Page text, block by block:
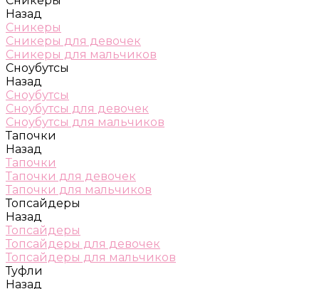
Назад
Сникеры
Сникеры для девочек
Сникеры для мальчиков
Сноубутсы
Назад
Сноубутсы
Сноубутсы для девочек
Сноубутсы для мальчиков
Тапочки
Назад
Тапочки
Тапочки для девочек
Тапочки для мальчиков
Топсайдеры
Назад
Топсайдеры
Топсайдеры для девочек
Топсайдеры для мальчиков
Туфли
Назад